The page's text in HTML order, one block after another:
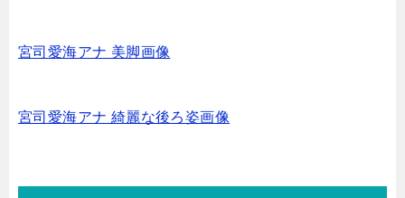
宮司愛海アナ 美脚画像
宮司愛海アナ 綺麗な後ろ姿画像